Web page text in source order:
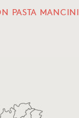
PASTA MANCINI